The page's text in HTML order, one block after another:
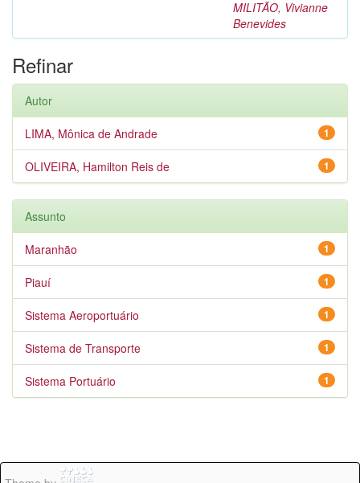
MILITÃO, Vivianne
Benevides
Refinar
Autor
1
LIMA, Mônica de Andrade
1
OLIVEIRA, Hamilton Reis de
Assunto
1
Maranhão
1
Piauí
1
Sistema Aeroportuário
1
Sistema de Transporte
1
Sistema Portuário